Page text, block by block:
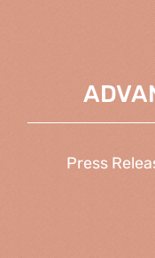
Press